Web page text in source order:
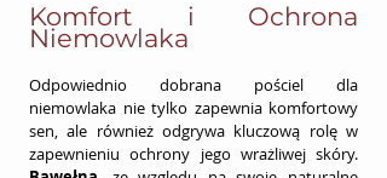
Komfort i Ochrona
Niemowlaka
Odpowiednio dobrana pościel dla
niemowlaka nie tylko zapewnia komfortowy
sen, ale również odgrywa kluczową rolę w